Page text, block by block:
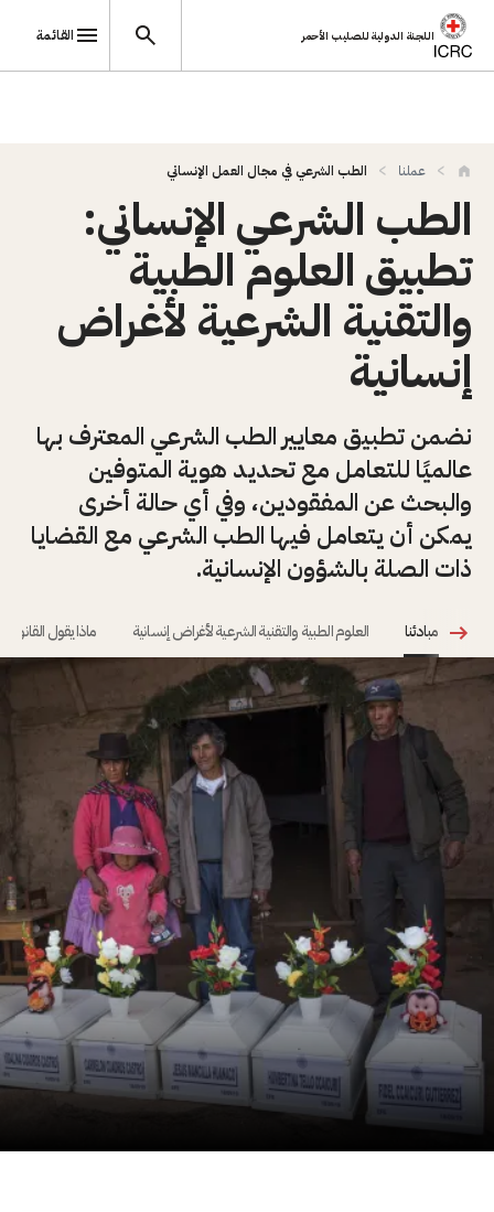
تجاوز إلى المحتوى الرئيسي
اللجنة الدولية للصليب الأحمر القائمة
عملنا الطب الشرعي في مجال العمل الإنساني
الطب الشرعي الإنساني:
تطبيق العلوم الطبية
والتقنية الشرعية لأغراض
إنسانية
نضمن تطبيق معايير الطب الشرعي المعترف بها
عالميًا للتعامل مع تحديد هوية المتوفين
والبحث عن المفقودين، وفي أي حالة أخرى
يمكن أن يتعامل فيها الطب الشرعي مع القضايا
ذات الصلة بالشؤون الإنسانية.
مبادئنا العلوم الطبية والتقنية الشرعية لأغراض إنسانية ماذا يقول القانون